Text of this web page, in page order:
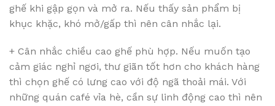
ghế khi gập gọn và mở ra. Nếu thấy sản phẩm bị
khục khặc, khó mở/gấp thì nên cân nhắc lại.
+ Cân nhắc chiều cao ghế phù hợp. Nếu muốn tạo
cảm giác nghỉ ngơi, thư giãn tốt hơn cho khách hàng
thì chọn ghế có lưng cao với độ ngã thoải mái. Với
những quán café vỉa hè, cần sự linh động cao thì nên